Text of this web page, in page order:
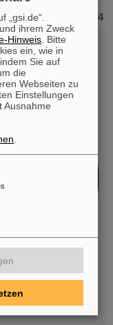
auf
MAPHEUS-14
„gsi.de“.
ihrem Zweck
Hinweis . Bitte
ein, wie in
Sie auf
die
Webseiten zu
Einstellungen
Ausnahme